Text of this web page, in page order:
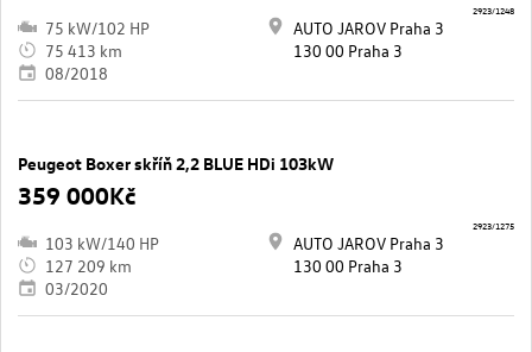
75 kW/102 HP
75 413 km
08/2018
AUTO JAROV Praha 3
130 00 Praha 3
2923/1248
Peugeot Boxer skříň 2,2 BLUE HDi 103kW
359 000Kč
103 kW/140 HP
127 209 km
03/2020
AUTO JAROV Praha 3
130 00 Praha 3
2923/1275